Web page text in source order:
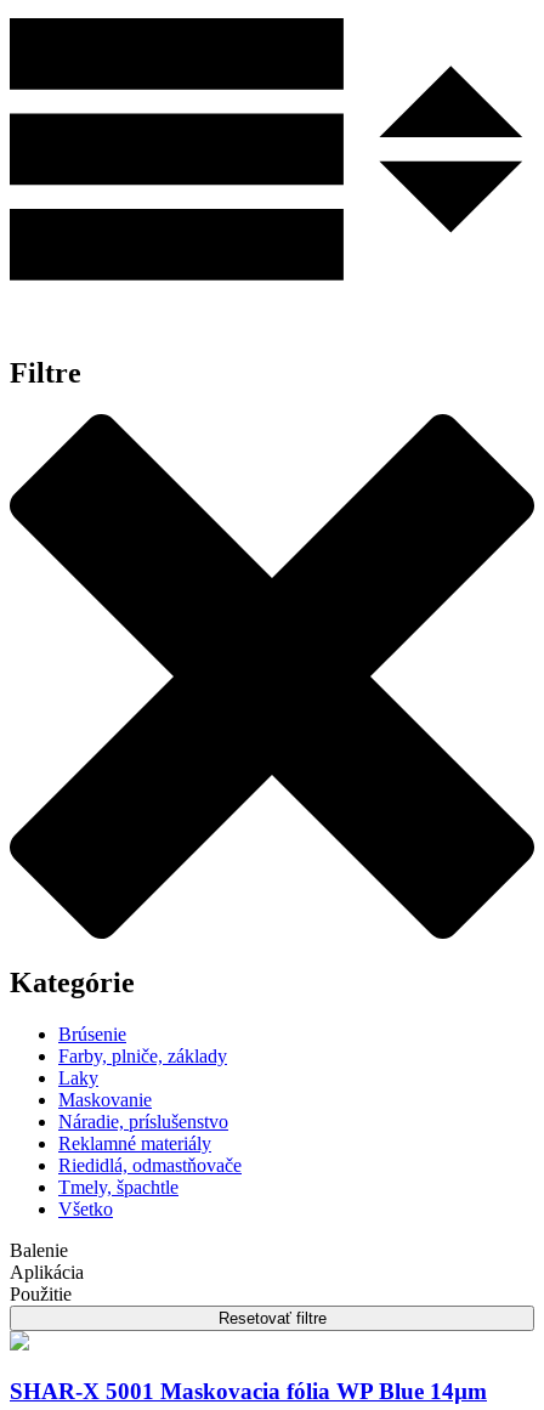
Filtre
Kategórie
Brúsenie
Farby, plniče, základy
Laky
Maskovanie
Náradie, príslušenstvo
Reklamné materiály
Riedidlá, odmastňovače
Tmely, špachtle
Všetko
Balenie
Aplikácia
Použitie
Resetovať filtre
SHAR-X 5001 Maskovacia fólia WP Blue 14µm